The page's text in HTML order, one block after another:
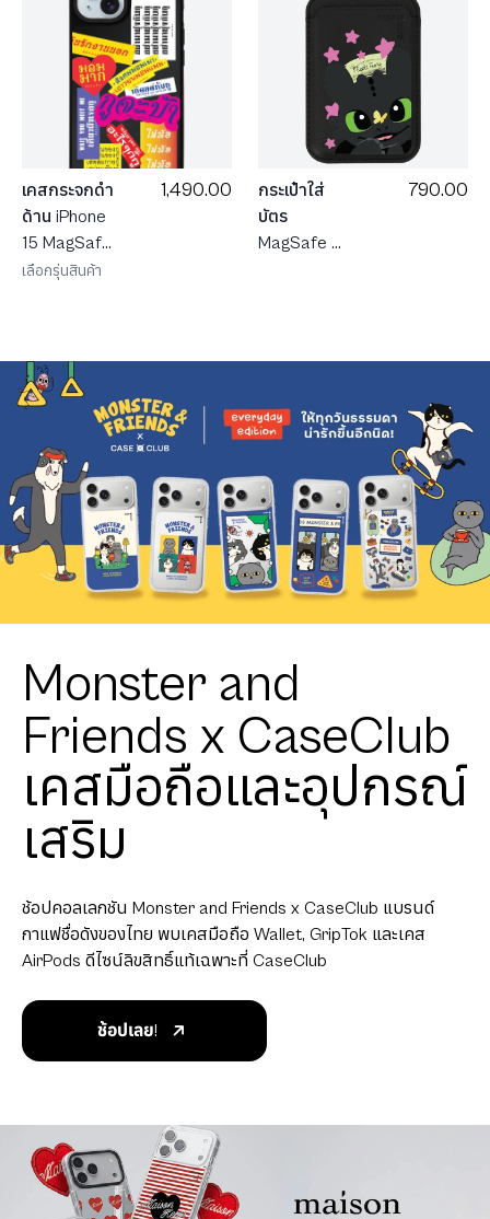
เคสกระจกดำ
ด้าน iPhone
15 MagSafe
อัคระ จะบ้า
1,490.00
เลือกรุ่นสินค้า
กระเป๋าใส่
บัตร
MagSafe ดำ
790.00
Monster and
Friends x CaseClub
เคสมือถือและอุปกรณ์
เสริม
ช้อปคอลเลกชัน Monster and Friends x CaseClub แบรนด์
กาแฟชื่อดังของไทย พบเคสมือถือ Wallet, GripTok และเคส
AirPods ดีไซน์ลิขสิทธิ์แท้เฉพาะที่ CaseClub
ช้อปเลย!